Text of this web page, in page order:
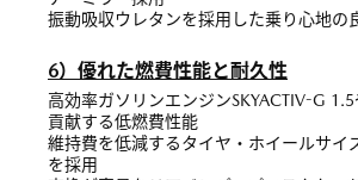
振動吸収ウレタンを採用した乗り心地の
6）優れた燃費性能と耐久性
高効率ガソリンエンジンSKYACTIV-G
貢献する低燃費性能
維持費を低減するタイヤ・ホイールサイ
を採用